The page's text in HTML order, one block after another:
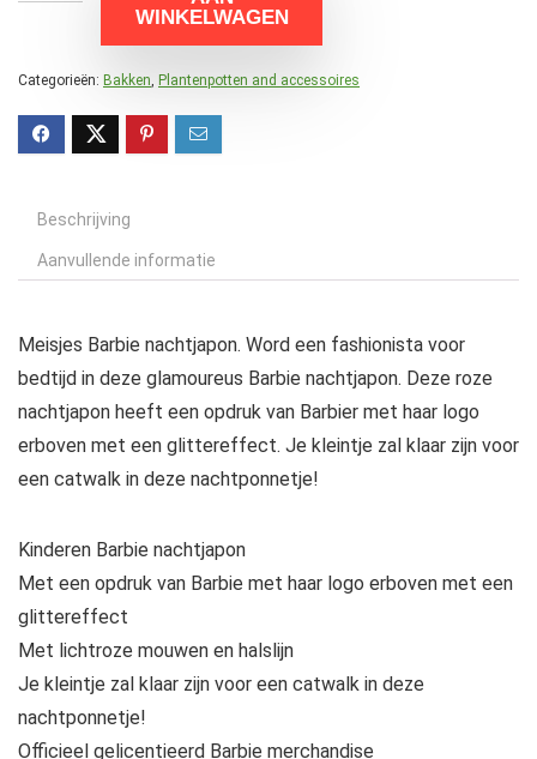
WINKELWAGEN
Categorieën: Bakken, Plantenpotten and accessoires
Beschrijving
Aanvullende informatie
Meisjes Barbie nachtjapon. Word een fashionista voor
bedtijd in deze glamoureus Barbie nachtjapon. Deze roze
nachtjapon heeft een opdruk van Barbier met haar logo
erboven met een glittereffect. Je kleintje zal klaar zijn voor
een catwalk in deze nachtponnetje!
Kinderen Barbie nachtjapon
Met een opdruk van Barbie met haar logo erboven met een
glittereffect
Met lichtroze mouwen en halslijn
Je kleintje zal klaar zijn voor een catwalk in deze
nachtponnetje!
Officieel gelicentieerd Barbie merchandise